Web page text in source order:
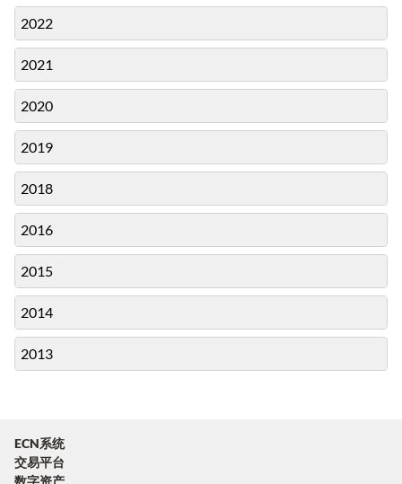
2022
2021
2020
2019
2018
2016
2015
2014
2013
ECN系统
交易平台
数字资产